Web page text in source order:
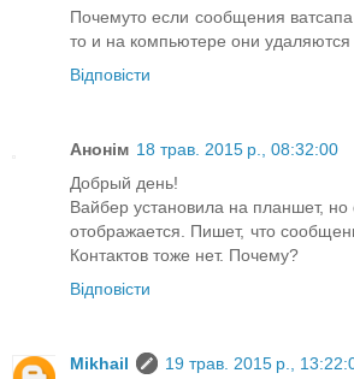
Почемуто если сообщения
то и на компьютере они удаляются
Відповісти
Анонім 18 трав. 2015 р., 08:32:00
Добрый день!
Вайбер установила на планшет,
отображается. Пишет, что
Контактов тоже нет. Почему?
Відповісти
Mikhail
19 трав. 2015 р.,